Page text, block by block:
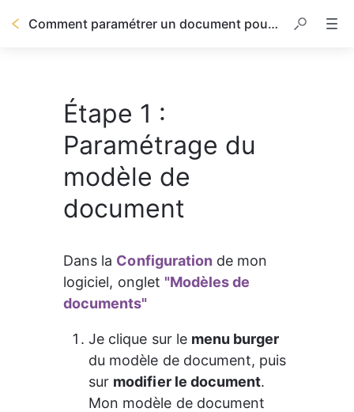
Comment paramétrer un document pour l'envoyer en signature électronique ?
Étape 1 :
Paramétrage du
modèle de
document
Dans la Configuration de mon
logiciel, onglet "Modèles de
documents"
Je clique sur le menu burger
du modèle de document, puis
sur modifier le document.
Mon modèle de document